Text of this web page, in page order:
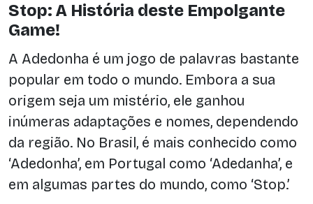
Stop: A História deste Empolgante
Game!
A Adedonha é um jogo de palavras bastante
popular em todo o mundo. Embora a sua
origem seja um mistério, ele ganhou
inúmeras adaptações e nomes, dependendo
da região. No Brasil, é mais conhecido como
‘Adedonha’, em Portugal como ‘Adedanha’, e
em algumas partes do mundo, como ‘Stop.’